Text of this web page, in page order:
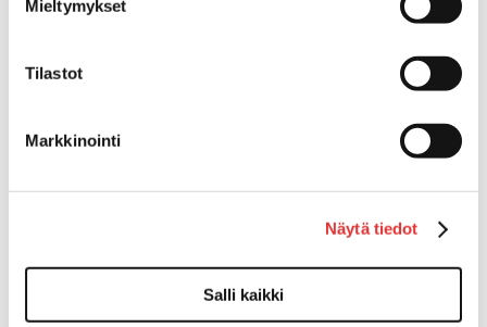
Mieltymykset
Tilastot
Markkinointi
Näytä tiedot
Salli kaikki
Ski-Doo vapaa-ajan asusteet